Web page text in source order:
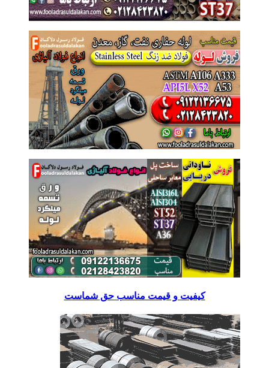
کیفیت و قیمت مناسب حق شماست